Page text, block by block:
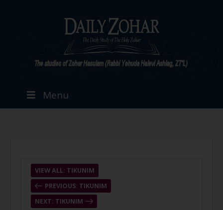
Menu
PREVIOUS: TIKUNIM
VIEW ALL: TIKUNIM
NEXT: TIKUNIM